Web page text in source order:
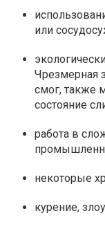
или
Чрезмерная
смог, также
состояние
работа в
некоторые
курение,